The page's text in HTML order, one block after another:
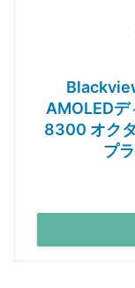
AMOLED
8300 オク
プ